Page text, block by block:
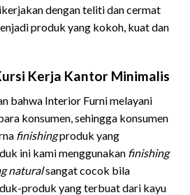
dengan teliti dan cermat
produk yang kokoh, kuat dan
Kerja Kantor Minimalis
bahwa Interior Furni melayani
konsumen, sehingga konsumen
finishingproduk yang
ini kami menggunakan finishing
naturalsangat cocok bila
produk yang terbuat dari kayu